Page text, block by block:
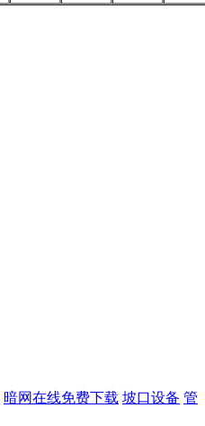
暗网在线免费下载 坡口设备 管